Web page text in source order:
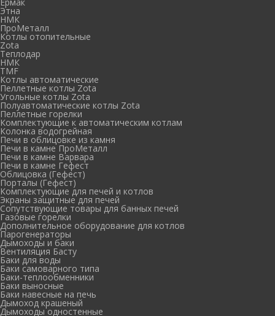
Этна
НМК
ПроМеталл
Котлы отопительные
Zota
Теплодар
НМК
TMF
Котлы автоматические
Пеллетные котлы Zota
Угольные котлы Zota
Полуавтоматические котлы Zota
Пеллетные горелки
Комплектующие к автоматическим котлам
Колонка водогрейная
Печи в облицовке из камня
Печи в камне ПроМеталл
Печи в камне Варвара
Печи в камне Гефест
Облицовка (Гефест)
Порталы (Гефест)
Комплектующие для печей и котлов
Экраны защитные для печей
Сопутствующие товары для банных печей
Газовые горелки
Дополнительное оборудование для котлов
Парогенераторы
Дымоходы и баки
Вентиляция Басту
Баки для воды
Баки самоварного типа
Баки-теплообменники
Баки выносные
Баки навесные на печь
Дымоход крашеный
Дымоходы одностенные